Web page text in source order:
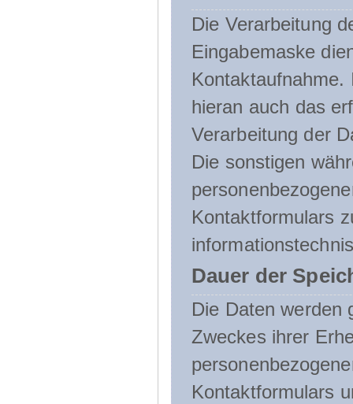
Die Verarbeitung
Eingabemaske
hieran auch das
Verarbeitung der
Die sonstigen
Kontaktformulars
Dauer der
Die Daten werden
Zweckes ihrer
Kontaktformulars